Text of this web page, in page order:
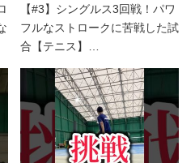
【#3】シングルス3回戦！パワ
フルなストロークに苦戦した試
合【テニス】…